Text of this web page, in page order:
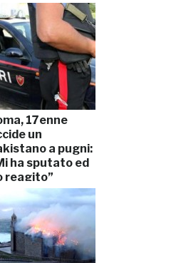
17enne
un
a pugni:
ha sputato ed
reagito”